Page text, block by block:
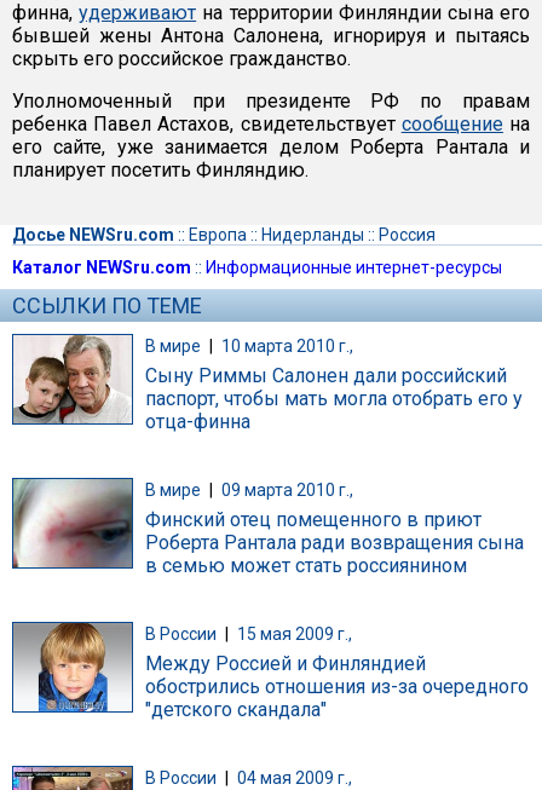
финна,удерживают на территории Финляндии сына его
бывшей жены Антона Салонена, игнорируя и пытаясь
скрыть его российское гражданство.
Уполномоченный при президенте РФ по правам
ребенка Павел Астахов, свидетельствует сообщениена
его сайте, уже занимается делом Роберта Рантала и
планирует посетить Финляндию.
Досье NEWSru.com :: Европа :: Нидерланды :: Россия
Каталог NEWSru.com :: Информационные интернет-ресурсы
ССЫЛКИ ПО ТЕМЕ
В мире | 10 марта 2010 г.,
Сыну Риммы Салонен дали российский
паспорт, чтобы мать могла отобрать его у
отца-финна
В мире 09 марта 2010 г.,
Финский отец помещенного в приют
Роберта Рантала ради возвращения сына
в семью может стать россиянином
В России 15 мая 2009 г.,
Между Россией и Финляндией
обострились отношения из-за очередного
"детского скандала"
В России 04 мая 2009 г.,